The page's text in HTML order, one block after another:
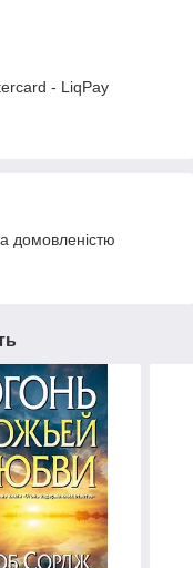
- LiqPay
домовленістю